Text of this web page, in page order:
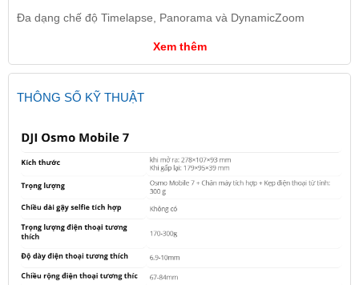
Đa dạng chế độ Timelapse, Panorama và DynamicZoom
Xem thêm
THÔNG SỐ KỸ THUẬT